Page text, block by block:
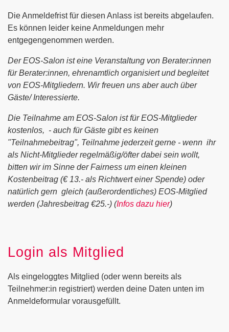
Die Anmeldefrist für diesen Anlass ist bereits abgelaufen.
Es können leider keine Anmeldungen mehr
entgegengenommen werden.
Der EOS-Salon ist eine Veranstaltung von Berater:innen
für Berater:innen, ehrenamtlich organisiert und begleitet
von EOS-Mitgliedern. Wir freuen uns aber auch über
Gäste/ Interessierte.
Die Teilnahme am EOS-Salon ist für EOS-Mitglieder
kostenlos, - auch für Gäste gibt es keinen
"Teilnahmebeitrag", Teilnahme jederzeit gerne - wenn ihr
als Nicht-Mitglieder regelmäßig/öfter dabei sein wollt,
bitten wir im Sinne der Fairness um einen kleinen
Kostenbeitrag (€ 13.- als Richtwert einer Spende) oder
natürlich gern gleich (außerordentliches) EOS-Mitglied
werden (Jahresbeitrag €25.-) (Infos dazu hier)
Login als Mitglied
Als eingeloggtes Mitglied (oder wenn bereits als
Teilnehmer:in registriert) werden deine Daten unten im
Anmeldeformular vorausgefüllt.